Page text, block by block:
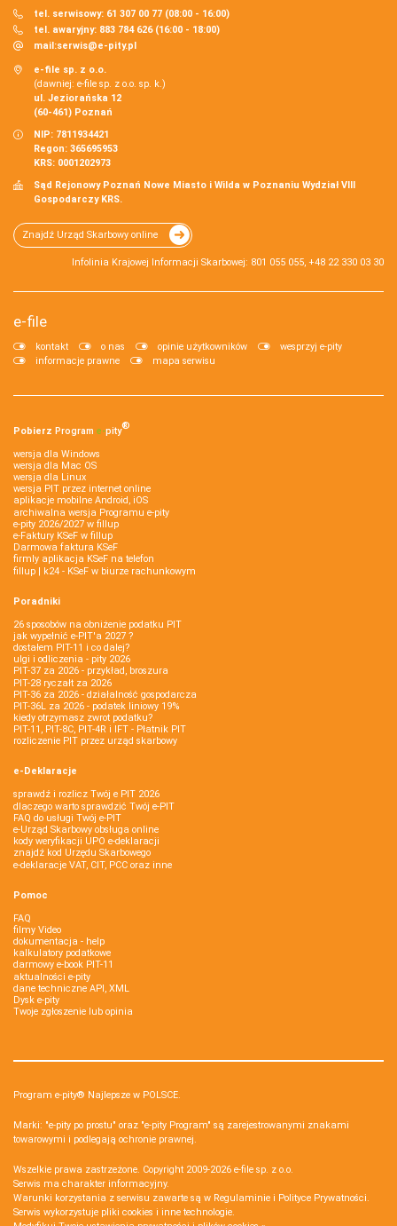
tel. serwisowy: 61 307 00 77 (08:00 - 16:00)
tel. awaryjny: 883 784 626 (16:00 - 18:00)
mail:serwis@e-pity.pl
e-file sp. z o.o.
(dawniej: e-file sp. z o.o. sp. k.)
ul. Jeziorańska 12
(60-461) Poznań
NIP: 7811934421
Regon: 365695953
KRS: 0001202973
Sąd Rejonowy Poznań Nowe Miasto i Wilda w Poznaniu Wydział VIII
Gospodarczy KRS.
Znajdź Urząd Skarbowy online
Infolinia Krajowej Informacji Skarbowej: 801 055 055, +48 22 330 03 30
e-file
kontakt o nas opinie użytkowników
wesprzyj e-pity
informacje prawne
mapa serwisu
Pobierz Program e‑pity®
wersja dla Windows
wersja dla Mac OS
wersja dla Linux
wersja PIT przez internet online
aplikacje mobilne Android, iOS
archiwalna wersja Programu e-pity
e-pity 2026/2027 w fillup
e‑Faktury KSeF w fillup
Darmowa faktura KSeF
firmly aplikacja KSeF na telefon
fillup | k24 - KSeF w biurze rachunkowym
Poradniki
26 sposobów na obniżenie podatku PIT
jak wypełnić e-PIT'a 2027 ?
dostałem PIT-11 i co dalej?
ulgi i odliczenia - pity 2026
PIT-37 za 2026 - przykład, broszura
PIT-28 ryczałt za 2026
PIT-36 za 2026 - działalność gospodarcza
PIT-36L za 2026 - podatek liniowy 19%
kiedy otrzymasz zwrot podatku?
PIT-11, PIT-8C, PIT-4R i IFT - Płatnik PIT
rozliczenie PIT przez urząd skarbowy
e-Deklaracje
sprawdź i rozlicz Twój e PIT 2026
dlaczego warto sprawdzić Twój e-PIT
FAQ do usługi Twój e-PIT
e-Urząd Skarbowy obsługa online
kody weryfikacji UPO e-deklaracji
znajdź kod Urzędu Skarbowego
e-deklaracje VAT, CIT, PCC oraz inne
Pomoc
FAQ
filmy Video
dokumentacja - help
kalkulatory podatkowe
darmowy e-book PIT-11
aktualności e-pity
dane techniczne API, XML
Dysk e-pity
Twoje zgłoszenie lub opinia
Program e-pity® Najlepsze w POLSCE.
Marki: "e-pity po prostu" oraz "e-pity Program" są zarejestrowanymi znakami
towarowymi i podlegają ochronie prawnej.
Wszelkie prawa zastrzeżone. Copyright 2009-2026 e-file sp. z o.o.
Serwis ma charakter informacyjny.
Warunki korzystania z serwisu zawarte są w Regulaminie i Polityce Prywatności.
Serwis wykorzystuje pliki cookies i inne technologie.